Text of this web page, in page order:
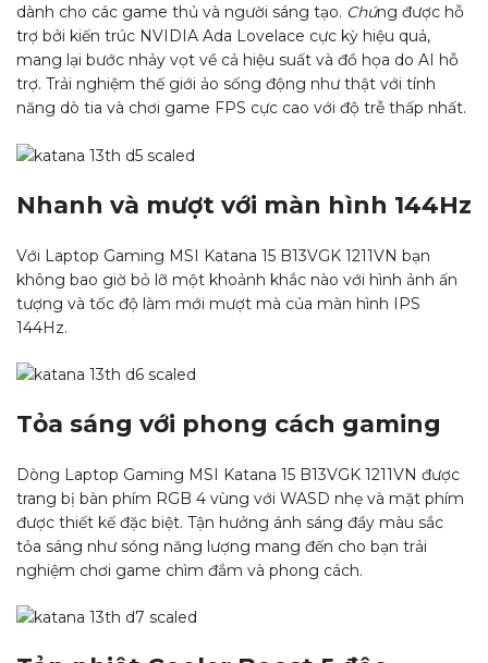
dành cho các game thủ và người sáng tạo. Chúng được hỗ
trợ bởi kiến trúc NVIDIA Ada Lovelace cực kỳ hiệu quả,
mang lại bước nhảy vọt về cả hiệu suất và đồ họa do AI hỗ
trợ. Trải nghiệm thế giới ảo sống động như thật với tính
năng dò tia và chơi game FPS cực cao với độ trễ thấp nhất.
Nhanh và mượt với màn hình 144Hz
Với Laptop Gaming MSI Katana 15 B13VGK 1211VN bạn
không bao giờ bỏ lỡ một khoảnh khắc nào với hình ảnh ấn
tượng và tốc độ làm mới mượt mà của màn hình IPS
144Hz.
Tỏa sáng với phong cách gaming
Dòng Laptop Gaming MSI Katana 15 B13VGK 1211VN được
trang bị bàn phím RGB 4 vùng với WASD nhẹ và mặt phím
được thiết kế đặc biệt. Tận hưởng ánh sáng đầy màu sắc
tỏa sáng như sóng năng lượng mang đến cho bạn trải
nghiệm chơi game chìm đắm và phong cách.